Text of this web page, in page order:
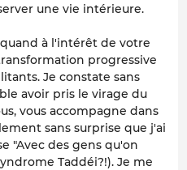
une vie intérieure.
à l'intérêt de votre
progressive
Je constate sans
avoir pris le virage du
vous accompagne dans
sans surprise que j'ai
"Avec des gens qu'on
Taddéi?!). Je me